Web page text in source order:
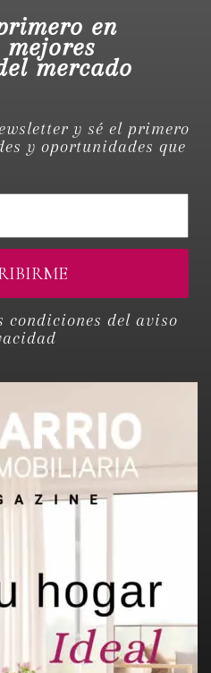
en
mercado
y sé el primero
y oportunidades que
condiciones del aviso